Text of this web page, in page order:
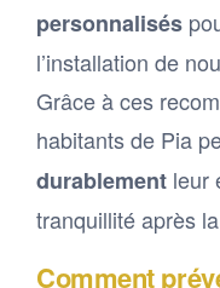
personnalisés
l’installation de
Grâce à ces
habitants de Pia
durablement leur
tranquillité après
Comment